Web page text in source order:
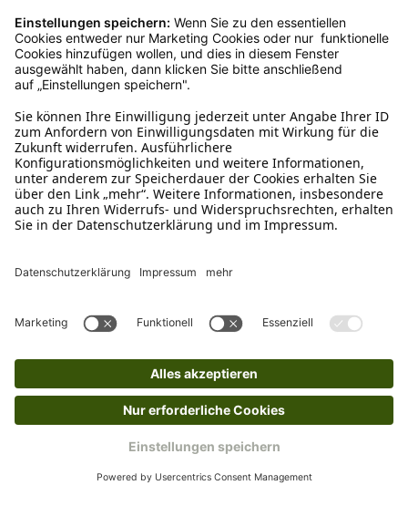
Mo – Fr 9 – 17 Uhr, Sa 9 – 13 Uhr
Ruf uns an
Schreibe uns
verkauf@schecker.de
WhatsApp Support
Tritt unserem Newsletter bei
Mehr von uns
Barrierefreiheitserklärung Impressum AGB
Datenschutz